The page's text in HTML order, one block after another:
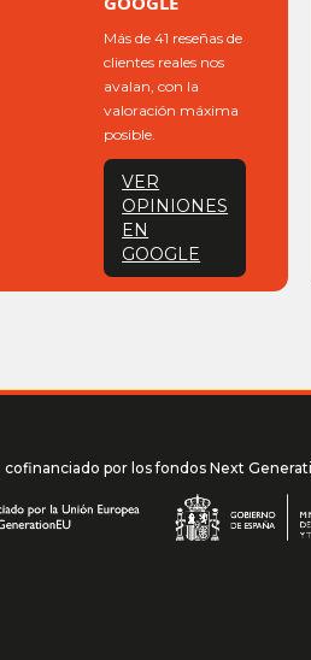
Más de 41 reseñas de
clientes reales nos
avalan, con la
valoración máxima
posible.
VER
OPINIONES
EN
GOOGLE
por los fondos Next